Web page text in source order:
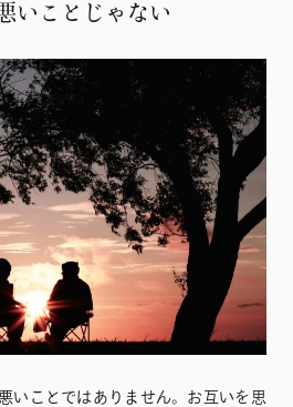
いことじゃない
いことではありません。お互いを思